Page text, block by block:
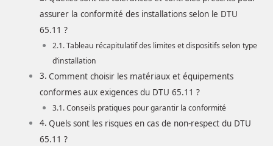
assurer la conformité des installations selon le DTU
65.11 ?
Tableau récapitulatif des limites et dispositifs selon type
d’installation
Comment choisir les matériaux et équipements
conformes aux exigences du DTU 65.11 ?
Conseils pratiques pour garantir la conformité
Quels sont les risques en cas de non-respect du DTU
65.11 ?